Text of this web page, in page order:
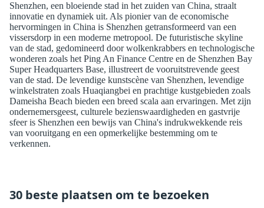
Shenzhen, een bloeiende stad in het zuiden van China, straalt
innovatie en dynamiek uit. Als pionier van de economische
hervormingen in China is Shenzhen getransformeerd van een
vissersdorp in een moderne metropool. De futuristische skyline
van de stad, gedomineerd door wolkenkrabbers en technologische
wonderen zoals het Ping An Finance Centre en de Shenzhen Bay
Super Headquarters Base, illustreert de vooruitstrevende geest
van de stad. De levendige kunstscène van Shenzhen, levendige
winkelstraten zoals Huaqiangbei en prachtige kustgebieden zoals
Dameisha Beach bieden een breed scala aan ervaringen. Met zijn
ondernemersgeest, culturele bezienswaardigheden en gastvrije
sfeer is Shenzhen een bewijs van China's indrukwekkende reis
van vooruitgang en een opmerkelijke bestemming om te
verkennen.
30 beste plaatsen om te bezoeken